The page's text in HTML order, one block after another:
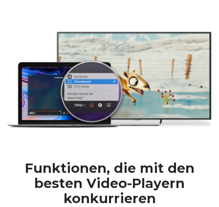
Funktionen, die mit den
besten Video-Playern
konkurrieren